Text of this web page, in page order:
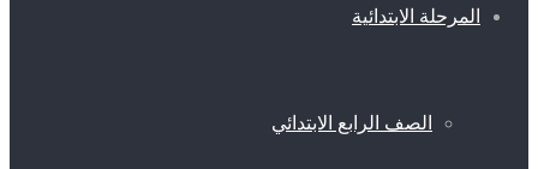
المرحلة الابتدائية
الصف الرابع الابتدائي